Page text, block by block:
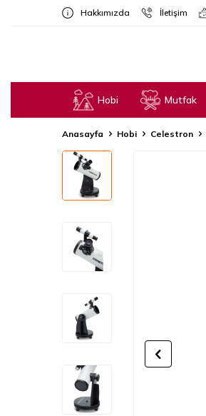
Hakkımızda İletişim
Hobi Mutfak
Anasayfa Hobi Celestron